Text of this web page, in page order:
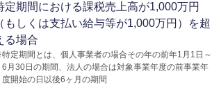
定期間における課税売上高が1,000万円
（もしくは支払い給与等が1,000万円）を超
る場合
特定期間とは、個人事業者の場合その年の前年1月1日～
6月30日の期間、法人の場合は対象事業年度の前事業年
度開始の日以後6ヶ月の期間